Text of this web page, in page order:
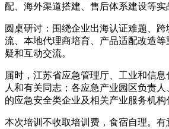
配、海外渠道搭建、售后体系建设等实
圆桌研讨：围绕企业出海认证难题、跨
流、本地代理商培育、产品适配改造
疑和互动交流。
届时，江苏省应急管理厅、工业和信
人和有关同志；各应急产业园区负责
的应急安全类企业及相关产业服务机构
本次培训不收取培训费，食宿自理。有